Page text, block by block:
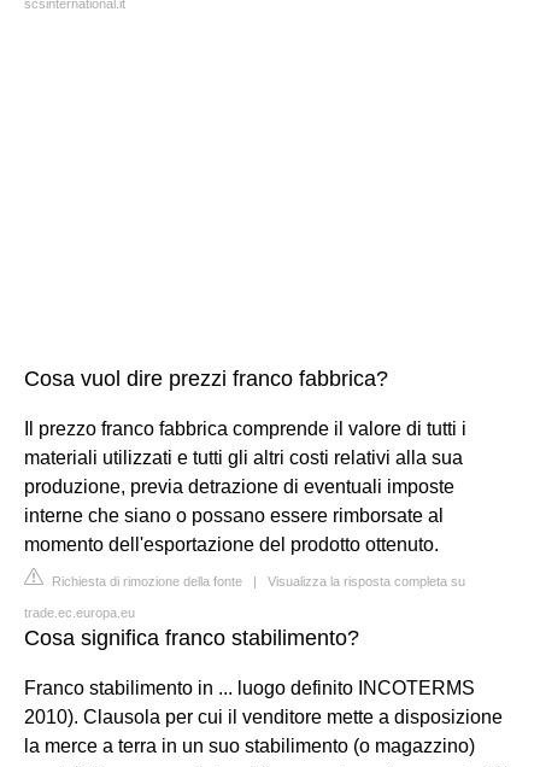
scsinternational.it
Cosa vuol dire prezzi franco fabbrica?
Il prezzo franco fabbrica comprende il valore di tutti i
materiali utilizzati e tutti gli altri costi relativi alla sua
produzione, previa detrazione di eventuali imposte
interne che siano o possano essere rimborsate al
momento dell'esportazione del prodotto ottenuto.
Richiesta di rimozione della fonte | Visualizza la risposta completa su
trade.ec.europa.eu
Cosa significa franco stabilimento?
Franco stabilimento in ... luogo definito INCOTERMS
2010). Clausola per cui il venditore mette a disposizione
la merce a terra in un suo stabilimento (o magazzino)